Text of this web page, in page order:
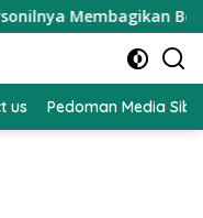
Membagikan
us Pedoman Media